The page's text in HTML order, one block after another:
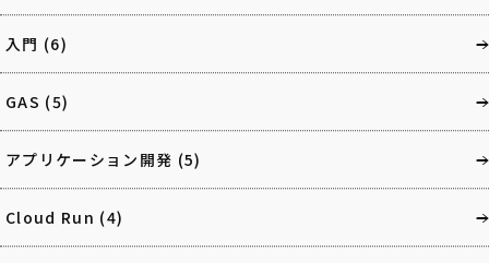
入門 (6)
GAS (5)
アプリケーション開発 (5)
Cloud Run (4)